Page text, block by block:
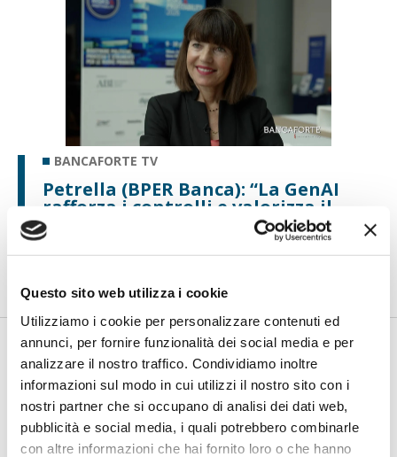
Questo sito web utilizza i cookie
Utilizziamo i cookie per personalizzare contenuti ed
annunci, per fornire funzionalità dei social media e per
analizzare il nostro traffico. Condividiamo inoltre
informazioni sul modo in cui utilizzi il nostro sito con i
nostri partner che si occupano di analisi dei dati web,
pubblicità e social media, i quali potrebbero combinarle
con altre informazioni che hai fornito loro o che hanno
BANCAFORTE TV
Petrella (BPER Banca): “La GenAI
rafforza i controlli e valorizza il
lavoro degli analisti”
di Flavio Padovan, Maddalena Libertini -Rendere i controlli di